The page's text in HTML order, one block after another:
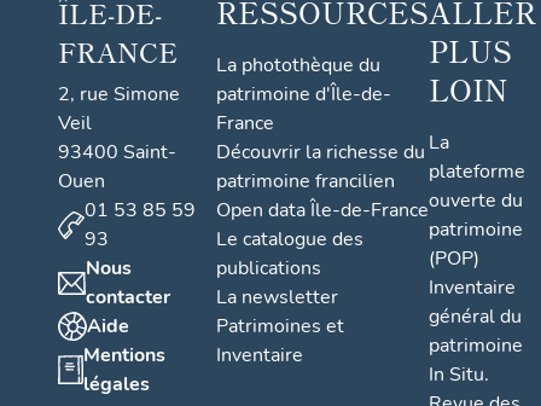
ÎLE-DE-
FRANCE
2, rue Simone
Veil
93400 Saint-
Ouen
01 53 85 59
93
Nous
contacter
Aide
Mentions
légales
RESSOURCES
La photothèque du
patrimoine d'Île-de-
France
Découvrir la richesse du
patrimoine francilien
Open data Île-de-France
Le catalogue des
publications
La newsletter
Patrimoines et
Inventaire
ALLER
PLUS
LOIN
La
plateforme
ouverte du
patrimoine
(POP)
Inventaire
général du
patrimoine
In Situ.